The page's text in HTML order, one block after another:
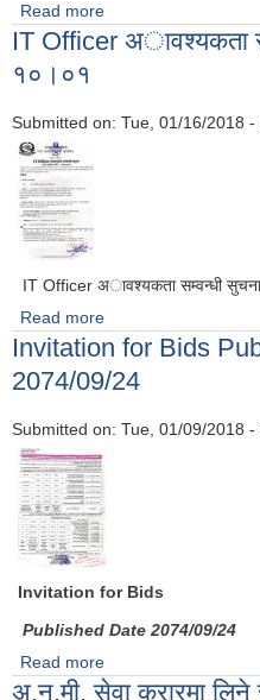
Read more
IT Officer अावश्यकता
१०।०१
Submitted on: Tue, 01/16/2018 -
IT Officer अावश्यकता सम्वन्धी
Read more
Invitation for Bids
2074/09/24
Submitted on: Tue, 01/09/2018 -
Invitation for Bids
Published Date 2074/09/24
Read more
अ.न.मी. सेवा करारमा